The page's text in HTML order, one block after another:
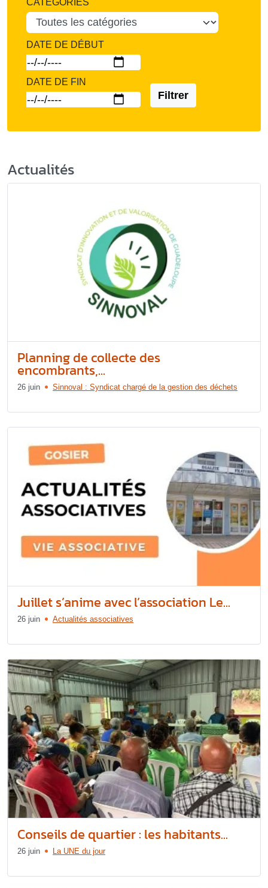
DATE DE DÉBUT
DATE DE FIN
Filtrer
Actualités
Planning de collecte des
encombrants,...
26 juin Sinnoval : Syndicat chargé de la gestion des déchets
Juillet s’anime avec l’association Le...
26 juin Actualités associatives
Conseils de quartier : les habitants...
26 juin La UNE du jour